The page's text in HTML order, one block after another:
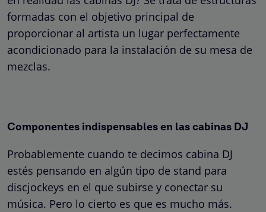
formadas con el objetivo principal de
proporcionar al artista un lugar perfectamente
acondicionado para la instalación de su mesa de
mezclas.
Componentes indispensables en las cabinas DJ
Probablemente cuando te decimos cabina DJ
estés pensando en algún tipo de stand para
discjockeys en el que subirse y conectar su
música. Pero lo cierto es que es mucho más.